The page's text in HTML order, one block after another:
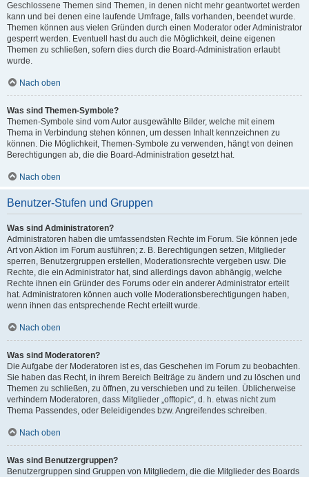
Geschlossene Themen sind Themen, in denen nicht mehr geantwortet werden
kann und bei denen eine laufende Umfrage, falls vorhanden, beendet wurde.
Themen können aus vielen Gründen durch einen Moderator oder Administrator
gesperrt werden. Eventuell hast du auch die Möglichkeit, deine eigenen
Themen zu schließen, sofern dies durch die Board-Administration erlaubt
wurde.
Nach oben
Was sind Themen-Symbole?
Themen-Symbole sind vom Autor ausgewählte Bilder, welche mit einem
Thema in Verbindung stehen können, um dessen Inhalt kennzeichnen zu
können. Die Möglichkeit, Themen-Symbole zu verwenden, hängt von deinen
Berechtigungen ab, die die Board-Administration gesetzt hat.
Nach oben
Benutzer-Stufen und Gruppen
Was sind Administratoren?
Administratoren haben die umfassendsten Rechte im Forum. Sie können jede
Art von Aktion im Forum ausführen; z. B. Berechtigungen setzen, Mitglieder
sperren, Benutzergruppen erstellen, Moderationsrechte vergeben usw. Die
Rechte, die ein Administrator hat, sind allerdings davon abhängig, welche
Rechte ihnen ein Gründer des Forums oder ein anderer Administrator erteilt
hat. Administratoren können auch volle Moderationsberechtigungen haben,
wenn ihnen das entsprechende Recht erteilt wurde.
Nach oben
Was sind Moderatoren?
Die Aufgabe der Moderatoren ist es, das Geschehen im Forum zu beobachten.
Sie haben das Recht, in ihrem Bereich Beiträge zu ändern und zu löschen und
Themen zu schließen, zu öffnen, zu verschieben und zu teilen. Üblicherweise
verhindern Moderatoren, dass Mitglieder „offtopic“, d. h. etwas nicht zum
Thema Passendes, oder Beleidigendes bzw. Angreifendes schreiben.
Nach oben
Was sind Benutzergruppen?
Benutzergruppen sind Gruppen von Mitgliedern, die die Mitglieder des Boards